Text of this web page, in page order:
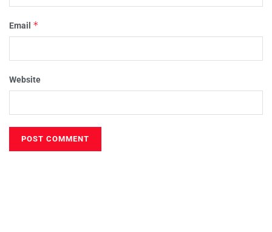
Email *
Website